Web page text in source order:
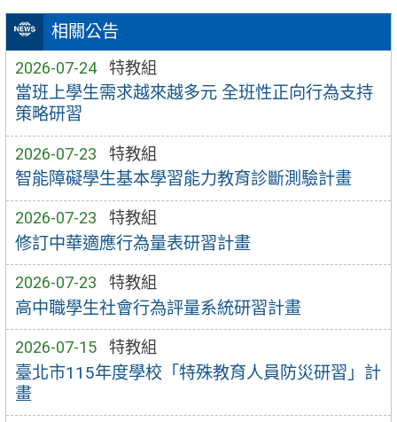
相關公告
2026-07-24 特教組
當班上學生需求越來越多元 全班性正向行為支持
策略研習
2026-07-23 特教組
智能障礙學生基本學習能力教育診斷測驗計畫
2026-07-23 特教組
修訂中華適應行為量表研習計畫
2026-07-23 特教組
高中職學生社會行為評量系統研習計畫
2026-07-15 特教組
臺北市115年度學校「特殊教育人員防災研習」計
畫